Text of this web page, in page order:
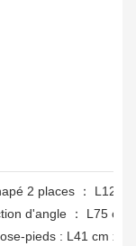
2 places ： L128
d'angle ： L75 cm
pieds : L41 cm x